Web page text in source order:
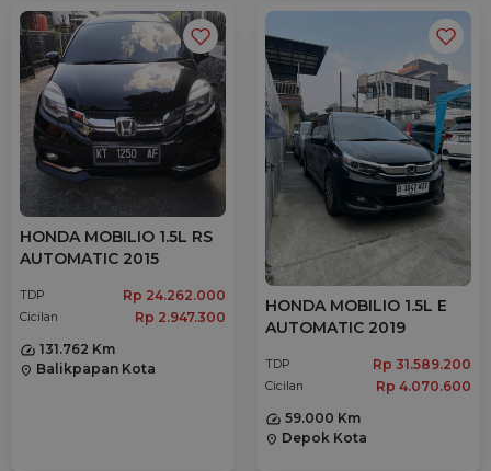
HONDA MOBILIO 1.5L RS
AUTOMATIC 2015
TDP Rp 24.262.000
Cicilan
Rp 2.947.300
131.762 Km
location_on Balikpapan Kota
HONDA MOBILIO 1.5L E
AUTOMATIC 2019
TDP Rp 31.589.200
Cicilan
Rp 4.070.600
59.000 Km
location_on Depok Kota